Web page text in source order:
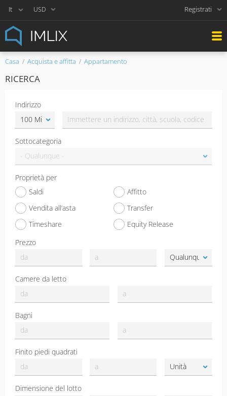
USD Registrati
Casa Acquista e affitta Appartamento
RICERCA
Indirizzo
Sottocategoria
Proprietà per
Saldi
Affitto
Vendita all’asta
Transfer
Timeshare
Equity Release
Prezzo
Camere da letto
Bagni
Finito piedi quadrati
Dimensione del lotto